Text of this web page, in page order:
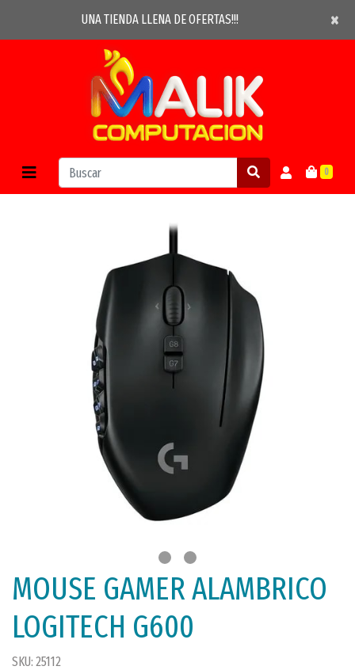
UNA TIENDA LLENA DE OFERTAS!!! ×
×
0
MOUSE GAMER ALAMBRICO
LOGITECH G600
SKU: 25112